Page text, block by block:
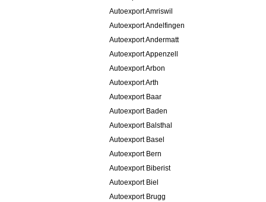
Autoexport Amriswil
Autoexport Andelfingen
Autoexport Andermatt
Autoexport Appenzell
Autoexport Arbon
Autoexport Arth
Autoexport Baar
Autoexport Baden
Autoexport Balsthal
Autoexport Basel
Autoexport Bern
Autoexport Biberist
Autoexport Biel
Autoexport Brugg